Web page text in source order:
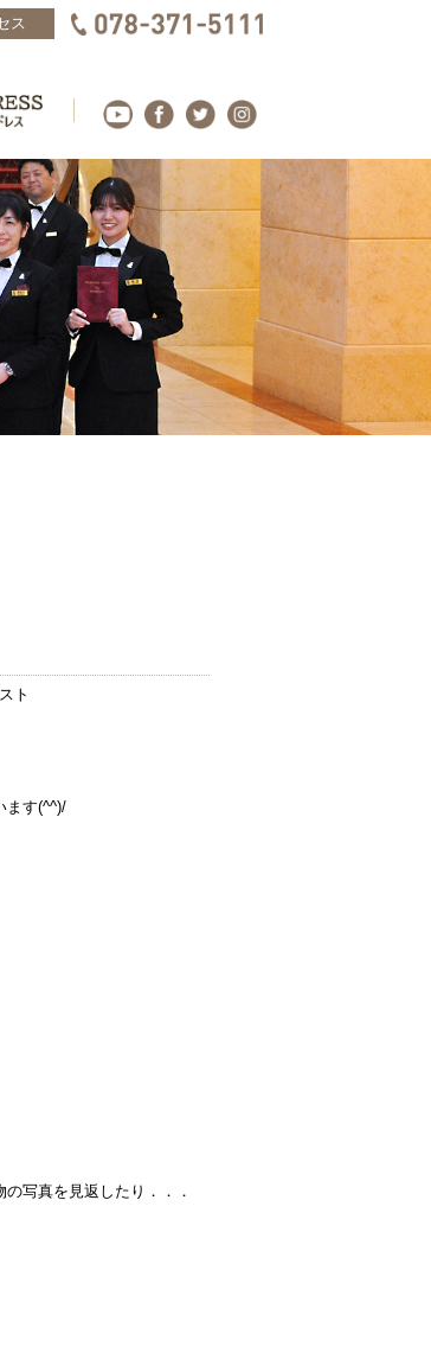
ス
ト
ます(^^)/
写真を見返したり．．．